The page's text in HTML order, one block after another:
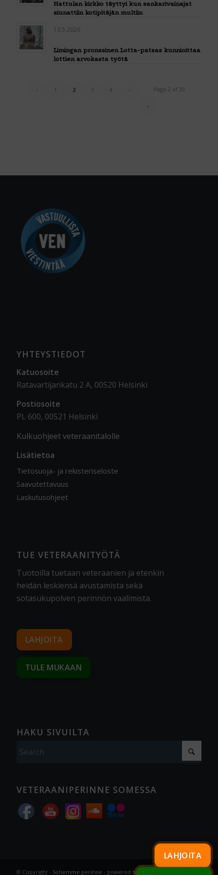
Hattulan kirkko täyttyi kun sankarivainajat
siunattiin kotipitäjän multiin
13.5.2026
Limingan pronssinen Lotta-patsas kunnioittaa
lottien arvokasta työtä
Page 2 of 20
‹ 1 2 3 4 ›
»
YHTEYSTIEDOT
Katuosoite
Ratavartijankatu 2 A, 00520 Helsinki
Postiosoite
PL 600, 00521 Helsinki
Kulkuohjeet veteraanitalolle
Lisätietoa
Tietosuoja- ja rekisteriseloste
Saavutettavuus
Laskutusohjeet
TUE VETERAANITYÖTÄ
Tuotoilla tuetaan veteraanien ja etenkin
heidän leskiensä avustamista sekä
sotasukupolven perinnön vaalimista.
LAHJOITA
TULE MUKAAN
HAKU SIVUILTA
VETERAANIPERINNE SOMESSA
© Copyright - Sotiemme perinne - powered by Enfold WordPress
LAHJOITA